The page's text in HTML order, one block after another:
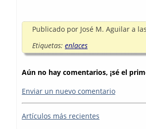
Publicado por José M. Aguilar a
Etiquetas: enlaces
Aún no hay comentarios, ¡sé el
Enviar un nuevo comentario
Artículos más recientes